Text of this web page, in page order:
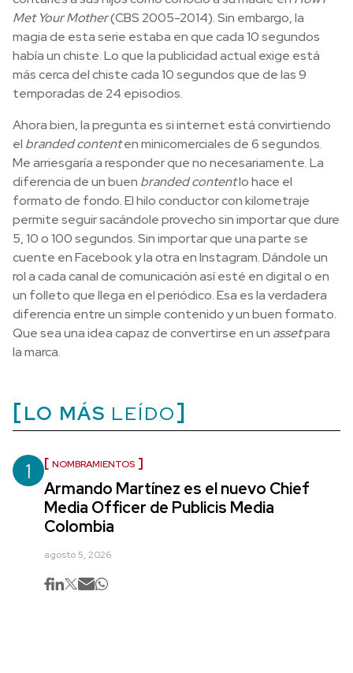
Met Your Mother(CBS 2005-2014). Sin embargo, la
magia de esta serie estaba en que cada 10 segundos
había un chiste. Lo que la publicidad actual exige está
más cerca del chiste cada 10 segundos que de las 9
temporadas de 24 episodios.
Ahora bien, la pregunta es si internet está convirtiendo
el branded contenten minicomerciales de 6 segundos.
Me arriesgaría a responder que no necesariamente. La
diferencia de un buen branded contentlo hace el
formato de fondo. El hilo conductor con kilometraje
permite seguir sacándole provecho sin importar que dure
5, 10 o 100 segundos. Sin importar que una parte se
cuente en Facebook y la otra en Instagram. Dándole un
rol a cada canal de comunicación así esté en digital o en
un folleto que llega en el periódico. Esa es la verdadera
diferencia entre un simple contenido y un buen formato.
Que sea una idea capaz de convertirse en un assetpara
la marca.
LO MÁS LEÍDO
1 NOMBRAMIENTOS
Armando Martínez es el nuevo Chief
Media Officer de Publicis Media
Colombia
agosto 5, 2026